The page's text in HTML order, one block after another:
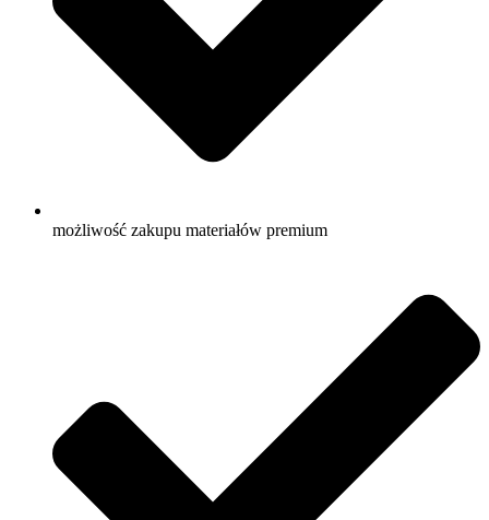
możliwość zakupu materiałów premium